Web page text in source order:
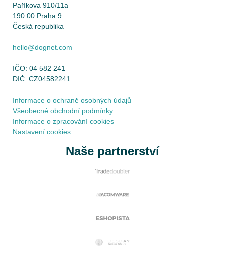
Paříkova 910/11a
190 00 Praha 9
Česká republika
hello@dognet.com
IČO: 04 582 241
DIČ: CZ04582241
Informace o ochraně osobných údajů
Všeobecné obchodní podmínky
Informace o zpracování cookies
Nastavení cookies
Naše partnerství